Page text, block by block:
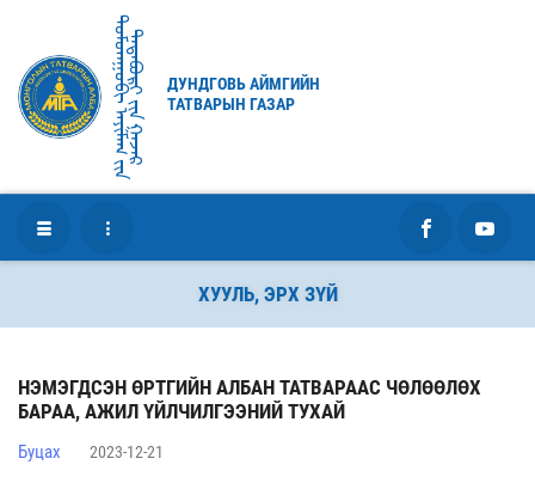
ᠳᠤᠮᠳᠠᠭᠣᠪᠢ ᠠᠶᠢᠮᠠᠭ ᠶ᠋ᠢᠨᠲᠠᠲᠠᠪᠤᠷᠢ ᠶ᠋ᠢᠨ ᠭᠠᠵᠠᠷ
ДУНДГОВЬ АЙМГИЙН
ТАТВАРЫН ГАЗАР
ХУУЛЬ, ЭРХ ЗҮЙ
НЭМЭГДСЭН ӨРТГИЙН АЛБАН ТАТВАРААС ЧӨЛӨӨЛӨХ
БАРАА, АЖИЛ ҮЙЛЧИЛГЭЭНИЙ ТУХАЙ
Буцах 2023-12-21